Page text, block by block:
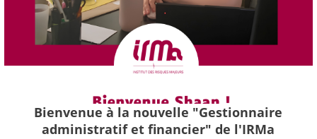
Bienvenue à la nouvelle "Gestionnaire
administratif et financier" de l'IRMa